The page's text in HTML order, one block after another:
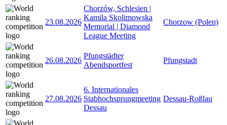
23.08.2026
Chorzów, Schlesien |
Kamila Skolimowska
Memorial | Diamond
League Meeting
Chorzow (Polen)
26.08.2026
Pfungstädter
Abendsportfest
Pfungstadt
27.08.2026
6. Internationales
Stabhochsprungmeeting
Dessau
Dessau-Roßlau